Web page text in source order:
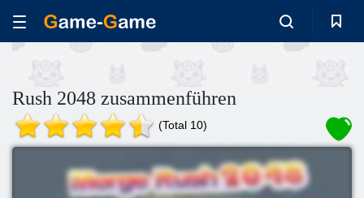
Rush 2048 zusammenführen
(Total 10)